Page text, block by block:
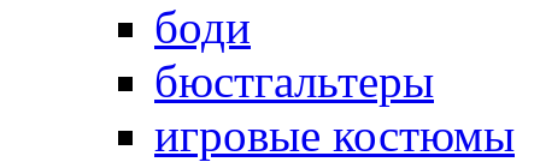
боди
бюстгальтеры
игровые костюмы